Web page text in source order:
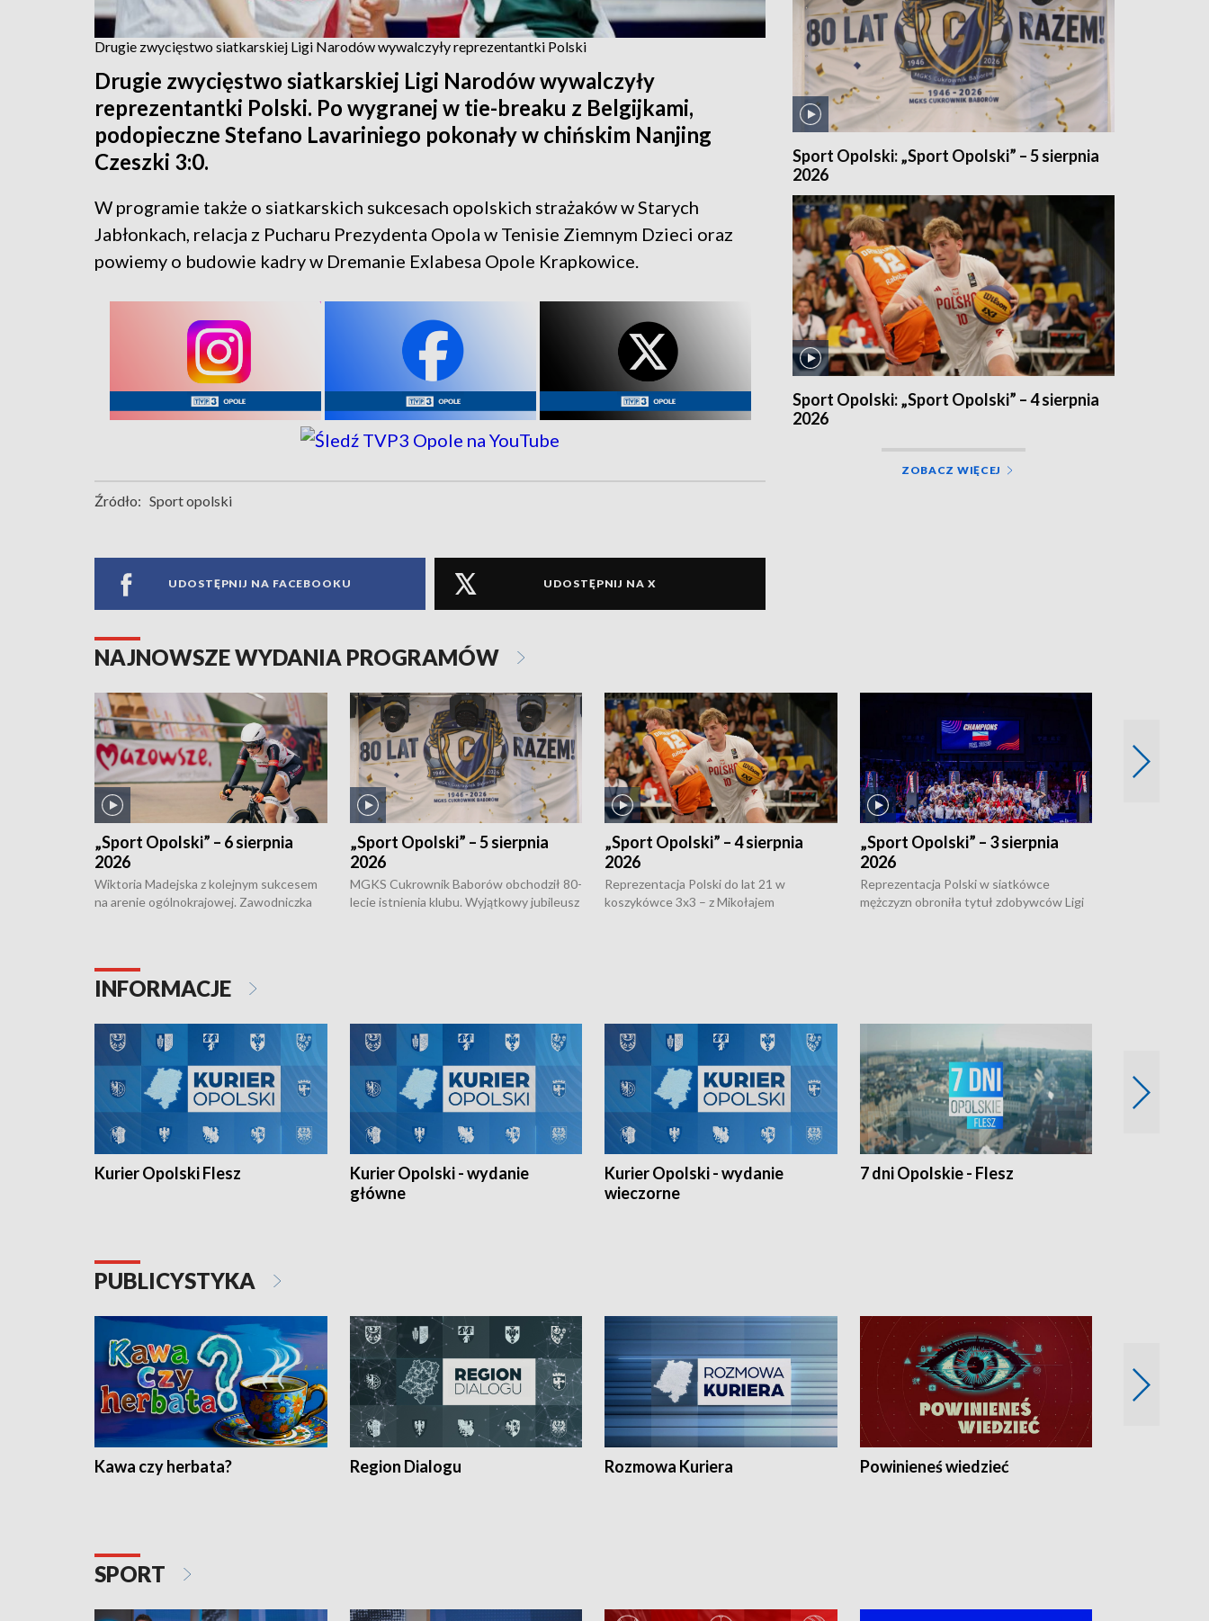
Drugie zwycięstwo siatkarskiej Ligi Narodów wywalczyły reprezentantki Polski
Drugie zwycięstwo siatkarskiej Ligi Narodów wywalczyły
reprezentantki Polski. Po wygranej w tie-breaku z Belgijkami,
podopieczne Stefano Lavariniego pokonały w chińskim Nanjing
Czeszki 3:0.
W programie także o siatkarskich sukcesach opolskich strażaków w Starych
Jabłonkach, relacja z Pucharu Prezydenta Opola w Tenisie Ziemnym Dzieci oraz
powiemy o budowie kadry w Dremanie Exlabesa Opole Krapkowice.
Źródło: Sport opolski
UDOSTĘPNIJ NA FACEBOOKU UDOSTĘPNIJ NA X
Sport Opolski: „Sport Opolski” – 5 sierpnia
2026
Sport Opolski: „Sport Opolski” – 4 sierpnia
2026
ZOBACZ WIĘCEJ
NAJNOWSZE WYDANIA PROGRAMÓW
„Sport Opolski” – 6 sierpnia
2026
Wiktoria Madejska z kolejnym sukcesem
na arenie ogólnokrajowej. Zawodniczka
torowym.
„Sport Opolski” – 5 sierpnia
2026
MGKS Cukrownik Baborów obchodził 80-
lecie istnienia klubu. Wyjątkowy jubileusz
„Sport Opolski” – 4 sierpnia
2026
Reprezentacja Polski do lat 21 w
koszykówce 3x3 – z Mikołajem
„Sport Opolski” – 3 sierpnia
2026
Reprezentacja Polski w siatkówce
mężczyzn obroniła tytuł zdobywców Ligi
INFORMACJE
Kurier Opolski Flesz
Kurier Opolski - wydanie
główne
Kurier Opolski - wydanie
wieczorne
7 dni Opolskie - Flesz
PUBLICYSTYKA
Kawa czy herbata? Region Dialogu Rozmowa Kuriera Powinieneś wiedzieć
SPORT